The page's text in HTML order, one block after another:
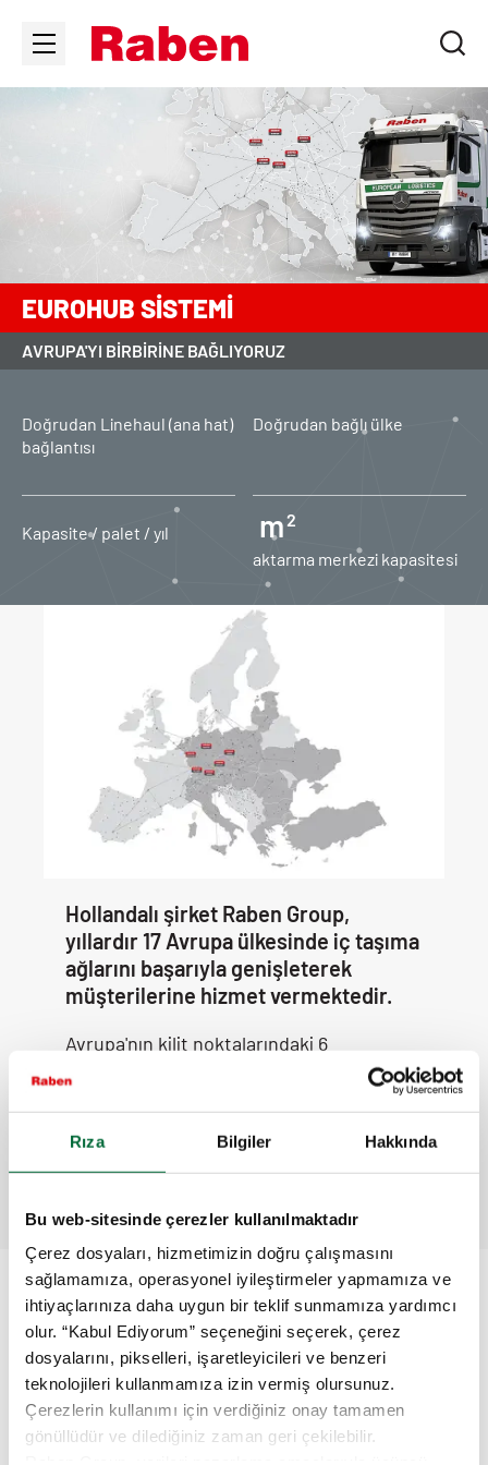
Rıza Bilgiler Hakkında
Bu web-sitesinde çerezler kullanılmaktadır
Çerez dosyaları, hizmetimizin doğru çalışmasını
sağlamamıza, operasyonel iyileştirmeler yapmamıza ve
ihtiyaçlarınıza daha uygun bir teklif sunmamıza yardımcı
olur. “Kabul Ediyorum” seçeneğini seçerek, çerez
dosyalarını, pikselleri, işaretleyicileri ve benzeri
teknolojileri kullanmamıza izin vermiş olursunuz.
Çerezlerin kullanımı için verdiğiniz onay tamamen
gönüllüdür ve dilediğiniz zaman geri çekilebilir.
EUROHUB SISTEMI
AVRUPA'YI BIRBIRINE BAĞLIYORUZ
Doğrudan Linehaul (ana hat)
bağlantısı
Doğrudan bağlı ülke
Kapasite / palet / yıl m2
aktarma merkezi kapasitesi
Hollandalı şirket Raben Group,
yıllardır 17 Avrupa ülkesinde iç taşıma
ağlarını başarıyla genişleterek
müşterilerine hizmet vermektedir.
Avrupa'nın kilit noktalarındaki 6
Eurohub'dan oluşan yeni yapı, uluslararası
ürün akışı için daha hızlı ve daha düzenli
bağlantılar sağlamaktadır. Bu ağ geçitleri
sayesinde, müşterilerimize rekabetçi ve
NEDEN RABEN?
MÜŞTERİ HİZMETLERİ/ İşinizi sizin kadar iyi bilen size
özel temsilci
Pratik ve kullanımı kolay
SİPARİŞ VERME
TEKLİF OLANAĞI (7/24)